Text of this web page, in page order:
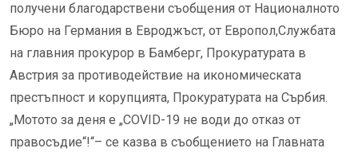
получени благодарствени съобщения от Националното
Бюро на Германия в Евроджъст, от Европол,Службата
на главния прокурор в Бамберг, Прокуратурата в
Австрия за противодействие на икономическата
престъпност и корупцията, Прокуратурата на Сърбия.
„Мотото за деня е „COVID-19 не води до отказ от
правосъдие“!“– се казва в съобщението на Главната